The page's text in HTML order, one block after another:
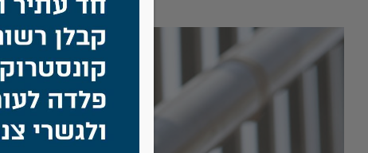
View
Larger